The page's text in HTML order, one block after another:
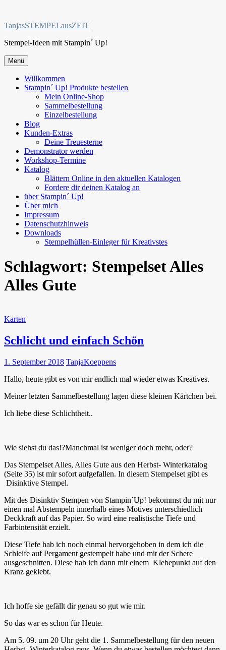
springen
TanjasSTEMPELausZEIT
Stempel-Ideen mit Stampin´ Up!
Menü
Willkommen
Stampin´ Up! Produkte bestellen
Mein Online-Shop
Sammelbestellung
Einzelbestellung
Blog
Kunden-Extras
Deine Treuesterne
Demonstrator werden
Workshop-Termine
Katalog
Blättern Online in den aktuellen Katalogen
Fordere dir deinen Katalog an
über Stampin´ Up!
Über mich
Impressum
Datenschutzhinweis
Downloads
Stempelhüllen-Einleger für Kreativstes
Schlagwort: Stempelset Alles
Alles Gute
Karten
Schlicht und einfach Schön
1. September 2018 TanjaKoeppens
Hallo, heute gibt es von mir endlich mal wieder etwas Kreatives.
Meiner letzten Sammelbestellung lagen diese kleinen Kärtchen bei.
Ich liebe diese Schlichtheit..
Wie siehst du das!?Manchmal ist weniger doch mehr, oder?
Das Stempelset Alles, Alles Gute aus den Herbst- Winterkatalog
(Seite 35) ist mir sofort aufgefallen. In diesem Stempelset gibt es
Disinktive Stempel.
Mit des Disinktiv Stempen von Stampin´Up! bekommst du mit nur
einen mal Abstempeln innerhalb eines Motives unterschiedlich
Deckkraft auf das Papier. So wird eine realistische Tiefe und
Farbintensität erzielt.
Diese Tiefe hab ich noch einmal hervorgehoben in dem ich die
Schleife auf Pergament gestempelt habe und mit der Schere
ausgeschnitten. Diese hab ich dann mit einem Klebepunkt auf den
Kranz geklebt.
Ich hoffe sie gefällt dir genau so gut wie mir.
So das war es schon für Heute.
Am 5. 09. um 20 Uhr geht die 1. Sammelbestellung für den neuen